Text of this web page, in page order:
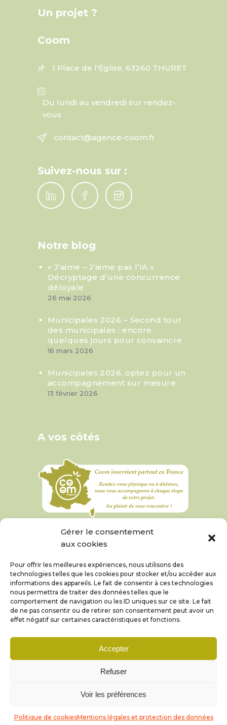
Gérer le consentement
aux cookies
Pour offrir les meilleures expériences, nous utilisons des
technologies telles que les cookies pour stocker et/ou accéder aux
informations des appareils. Le fait de consentir à ces technologies
nous permettra de traiter des données telles que le
comportement de navigation ou les ID uniques sur ce site. Le fait
de ne pas consentir ou de retirer son consentement peut avoir un
effet négatif sur certaines caractéristiques et fonctions.
Accepter
Refuser
Voir les préférences
Politique de cookiesMentions légales et protection des données
Un projet ?
Coom
1 Place de l'Église, 63260 THURET
Du lundi au vendredi sur rendez-
vous
contact@agence-coom.fr
Suivez-nous sur :
Notre blog
« J’aime – J’aime pas l’IA »
Décryptage d’une concurrence
déloyale
26 mai 2026
Municipales 2026 – Second tour
des municipales : encore
quelques jours pour convaincre
16 mars 2026
Municipales 2026, optez pour un
accompagnement sur mesure
13 février 2026
A vos côtés
© Coom 2019 – 2026 |Mentions légales et
protection des données